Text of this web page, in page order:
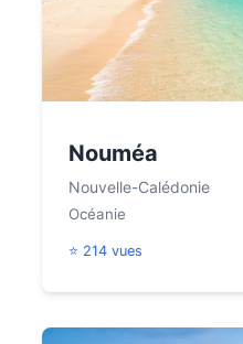
Nouméa
Nouvelle-Calédonie
Océanie
⭐ 214 vues